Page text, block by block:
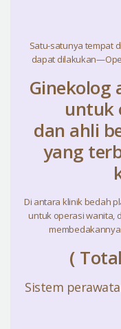
Satu-satunya tempat
dapat
Ginekolog
untuk
dan ahli
yang
Di antara klinik bedah
untuk operasi wanita,
(
Sistem